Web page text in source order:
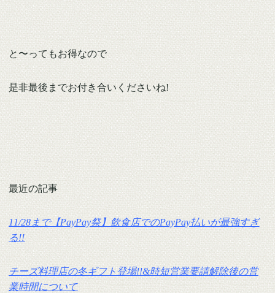
と〜ってもお得なので
是非最後までお付き合いくださいね!
最近の記事
11/28まで【PayPay祭】飲食店でのPayPay払いが最強すぎ
る!!
チーズ料理店の冬ギフト登場!!&時短営業要請解除後の営
業時間について